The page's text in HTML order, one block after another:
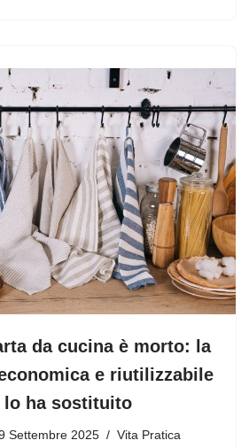
da cucina è morto: la
e riutilizzabile
lo ha sostituito
Settembre 2025 Vita Pratica